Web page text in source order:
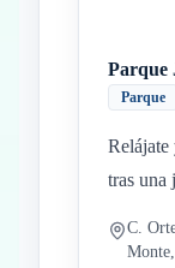
Parque
Parque
Relájate
tras una
C.